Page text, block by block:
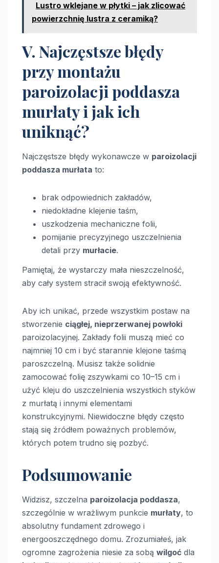
Lustro wklejane w płytki – jak zlicować
powierzchnię lustra z ceramiką?
V. Najczęstsze błędy
przy montażu
paroizolacji poddasza
murłaty i jak ich
uniknąć?
Najczęstsze błędy wykonawcze w paroizolacji
poddasza murłata to:
brak odpowiednich zakładów,
niedokładne klejenie taśm,
uszkodzenia mechaniczne folii,
pomijanie precyzyjnego uszczelnienia
detali przy murłacie.
Pamiętaj, że wystarczy mała nieszczelność,
aby cały system stracił swoją efektywność.
Aby ich unikać, przede wszystkim postaw na
stworzenie ciągłej, nieprzerwanej powłoki
paroizolacyjnej. Zakłady folii muszą mieć co
najmniej 10 cm i być starannie klejone taśmą
paroszczelną. Musisz także solidnie
zamocować folię zszywkami co 10–15 cm i
użyć kleju do uszczelnienia wszystkich styków
z murłatą i innymi elementami
konstrukcyjnymi. Niewidoczne błędy często
stają się źródłem poważnych problemów,
których potem trudno się pozbyć.
Podsumowanie
Widzisz, szczelna paroizolacja poddasza,
szczególnie w wrażliwym punkcie murłaty, to
absolutny fundament zdrowego i
energooszczędnego domu. Zrozumiałeś, jak
ogromne zagrożenia niesie za sobą wilgoć dla